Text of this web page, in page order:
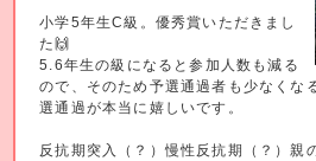
小学5年生C級。優秀賞いただきまし
た🙌
5.6年生の級になると参加人数も減る
ので、そのため予選通過者も少なくな
選通過が本当に嬉しいです。
反抗期突入（？）慢性反抗期（？）親